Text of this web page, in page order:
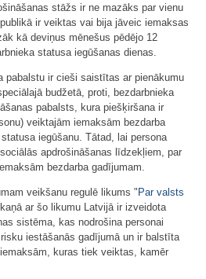
stāžs ir ne mazāks par vienu
ir veiktas vai bija jāveic iemaksas
kā deviņus mēnešus pēdējo 12
statusa iegūšanas dienas.
pabalstu ir cieši saistītas ar pienākumu
budžetā, proti, bezdarbnieka
pabalsts, kura piešķiršana ir
veiktajām iemaksām bezdarba
iegūšanu. Tātad, lai persona
apdrošināšanas līdzekļiem, par
bezdarba gadījumam.
veikšanu regulē likums " Par valsts
ar šo likumu Latvijā ir izveidota
sistēma, kas nodrošina personai
iestāšanās gadījumā un ir balstīta
kuras tiek veiktas, kamēr